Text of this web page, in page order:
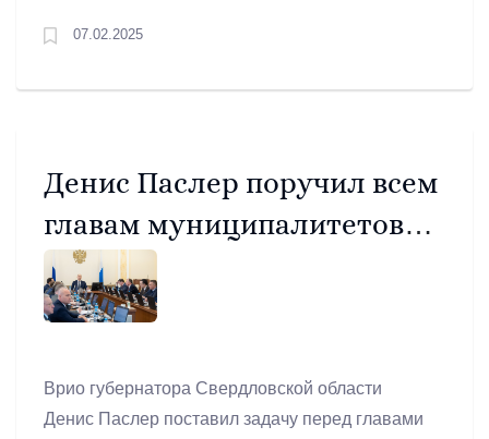
07.02.2025
Денис Паслер поручил всем
главам муниципалитетов
получить паспорта
готовности к следующему
Врио губернатора Свердловской области
Денис Паслер поставил задачу перед главами